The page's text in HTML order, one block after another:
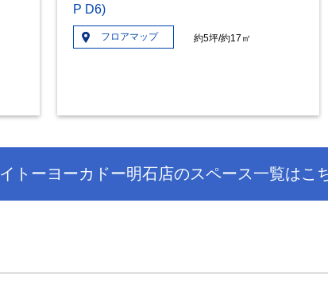
P D6)
フロアマップ 約5坪/約17㎡
イトーヨーカドー明石店のスペース一覧はこ